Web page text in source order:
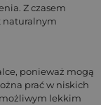
Z czasem
naturalnym
ponieważ mogą
prać w niskich
lekkim